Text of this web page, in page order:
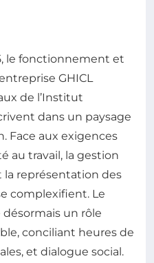
le fonctionnement et
GHICL
de l’Institut
dans un paysage
Face aux exigences
au travail, la gestion
la représentation des
complexifient. Le
un rôle
conciliant heures de
et dialogue social.